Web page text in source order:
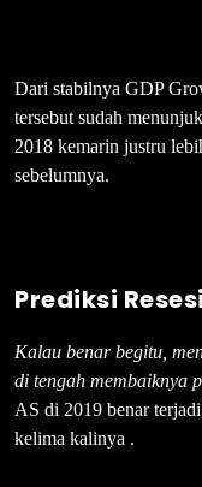
Dari stabilnya GDP
tersebut sudah
2018 kemarin justru
sebelumnya.
Prediksi
Kalau benar begitu,
di tengah membaiknya
AS di 2019 benar
kelima kalinya .